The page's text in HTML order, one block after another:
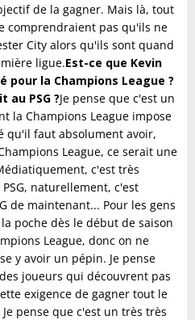
de la gagner. Mais là, tout
comprendraient pas qu'ils ne
City alors qu'ils sont quand
ligue.Est-ce que Kevin
pour la Champions League ?
PSG ?Je pense que c'est un
la Champions League impose
qu'il faut absolument avoir,
League, ce serait une
c'est très
naturellement, c'est
de maintenant... Pour les gens
poche dès le début de saison
League, donc on ne
y avoir un pépin. Je pense
joueurs qui découvrent pas
exigence de gagner tout le
pense que c'est un très très